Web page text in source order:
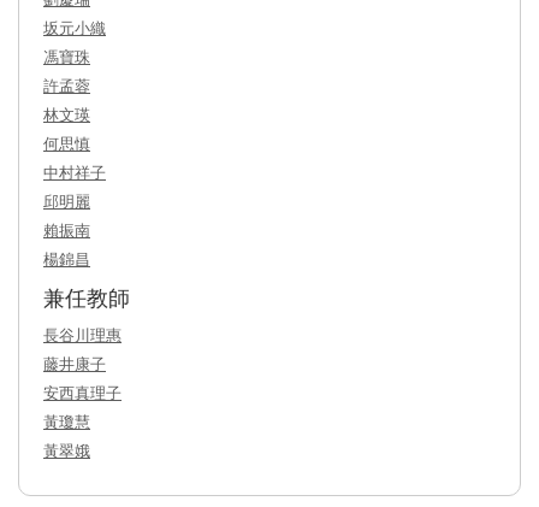
坂元小織
馮寶珠
許孟蓉
林文瑛
何思慎
中村祥子
邱明麗
賴振南
楊錦昌
兼任教師
長谷川理惠
藤井康子
安西真理子
黃瓊慧
黃翠娥